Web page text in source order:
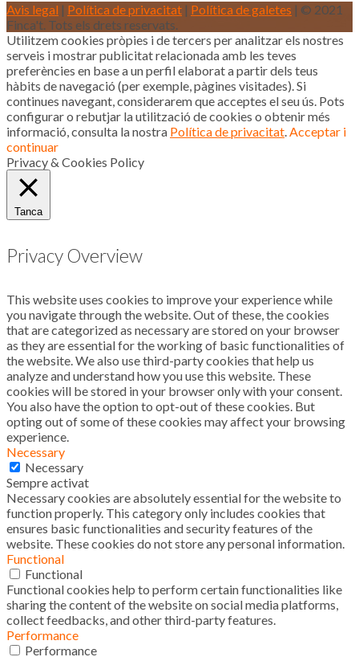
Avis legal | Política de privacitat | Política de galetes | © 2021
Finca't. Tots els drets reservats.
Utilitzem cookies pròpies i de tercers per analitzar els nostres
serveis i mostrar publicitat relacionada amb les teves
preferències en base a un perfil elaborat a partir dels teus
hàbits de navegació (per exemple, pàgines visitades). Si
continues navegant, considerarem que acceptes el seu ús. Pots
configurar o rebutjar la utilització de cookies o obtenir més
informació, consulta la nostra Política de privacitat Acceptar i
continuar
Privacy & Cookies Policy
Tanca
Privacy Overview
This website uses cookies to improve your experience while
you navigate through the website. Out of these, the cookies
that are categorized as necessary are stored on your browser
as they are essential for the working of basic functionalities of
the website. We also use third-party cookies that help us
analyze and understand how you use this website. These
cookies will be stored in your browser only with your consent.
You also have the option to opt-out of these cookies. But
opting out of some of these cookies may affect your browsing
experience.
Necessary
Necessary
Sempre activat
Necessary cookies are absolutely essential for the website to
function properly. This category only includes cookies that
ensures basic functionalities and security features of the
website. These cookies do not store any personal information.
Functional
Functional
Functional cookies help to perform certain functionalities like
sharing the content of the website on social media platforms,
collect feedbacks, and other third-party features.
Performance
Performance